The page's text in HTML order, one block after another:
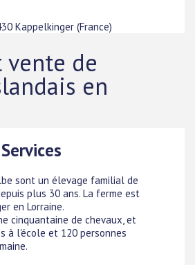
Kappelkinger (France)
vente de
en
sont un élevage familial de
plus 30 ans. La ferme est
en Lorraine.
cinquantaine de chevaux, et
à l'école et 120 personnes